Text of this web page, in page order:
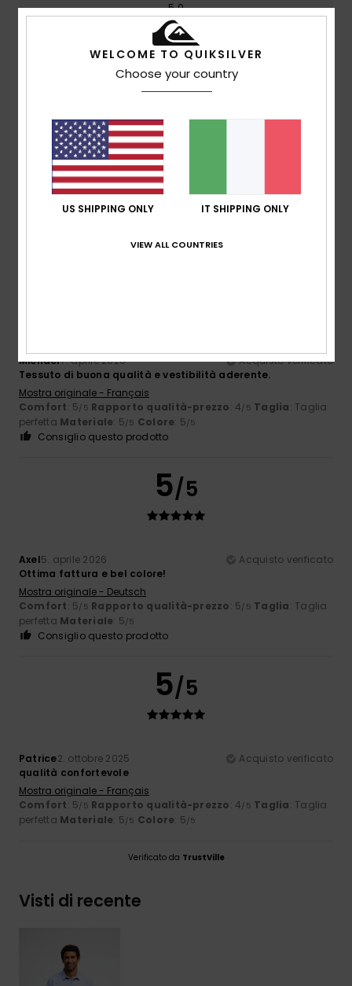
5.0
Rapporto qualità-prezzo
4.3
Taglia
Troppo piccoloTroppo grande
Materiale
Colore
Michael7. aprile 2026
Acquisto verificato
Tessuto di buona qualità e vestibilità aderente.
Mostra originale - Français
Comfort: 5/5 Rapporto qualità-prezzo: 4/5 Taglia: Taglia
perfetta Materiale: 5/5 Colore: 5/5
Consiglio questo prodotto
5/5
Axel5. aprile 2026
Acquisto verificato
Ottima fattura e bel colore!
Mostra originale - Deutsch
Comfort: 5/5 Rapporto qualità-prezzo: 5/5 Taglia: Taglia
perfetta Materiale: 5/5
Consiglio questo prodotto
5/5
Patrice2. ottobre 2025
Acquisto verificato
qualità confortevole
Mostra originale - Français
Comfort: 5/5 Rapporto qualità-prezzo: 4/5 Taglia: Taglia
perfetta Materiale: 5/5 Colore: 5/5
Verificato da TrustVille
Visti di recente
WELCOME TO QUIKSILVER
Choose your country
US SHIPPING ONLY IT SHIPPING ONLY
VIEW ALL COUNTRIES